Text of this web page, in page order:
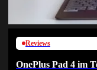
Reviews
OnePlus Pad 4 im